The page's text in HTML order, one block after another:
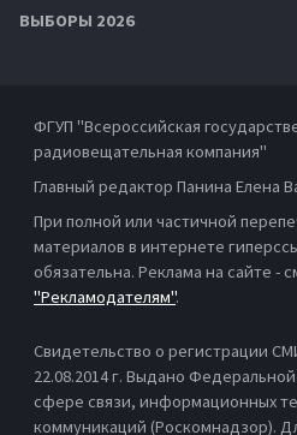
ВЫБОРЫ 2026
ФГУП "Всероссийская
радиовещательная компания"
Главный редактор Панина Елена
При полной или частичной
материалов в интернете
обязательна. Реклама на сайте -
"Рекламодателям".
Свидетельство о регистрации
22.08.2014 г. Выдано
сфере связи, информационных
коммуникаций (Роскомнадзор).